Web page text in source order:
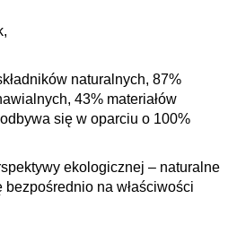
naturalnych, 87%
43% materiałów
się w oparciu o 100%
ekologicznej – naturalne
bezpośrednio na właściwości